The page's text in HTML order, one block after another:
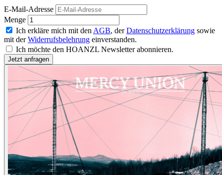
E-Mail-Adresse
Menge
Ich erkläre mich mit den AGB, derDatenschutzerklärung sowie
mit derWiderrufsbelehrung einverstanden.
Ich möchte den HOANZL Newsletter abonnieren.